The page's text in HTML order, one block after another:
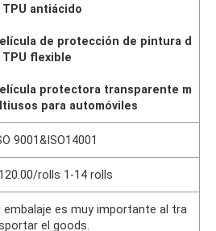
TPU antiácido
de protección de pintura d
TPU flexible
protectora transparente m
para automóviles
9001&ISO14001
rolls 1-14 rolls
embalaje es muy importante al tra
el goods.